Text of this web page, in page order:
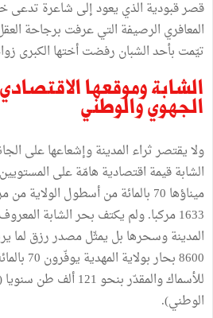
قصر قبودية الذي يعود إلى شاعرة تدعى
المعافري الرصيفة التي عرفت برجاحة
تيّمت بأحد الشبان رفضت أختها الكبرى
الشابة وموقعها
الجهوي والوطني
ولا يقتصر ثراء المدينة وإشعاعها على
الشابة قيمة اقتصادية هامّة على
ميناؤها 70 بالمائة من أسطول
1633 مركبا. ولم يكتف بحر الشابة
8600 بحار
للأسماك والمقدّر بنحو
الوطني).